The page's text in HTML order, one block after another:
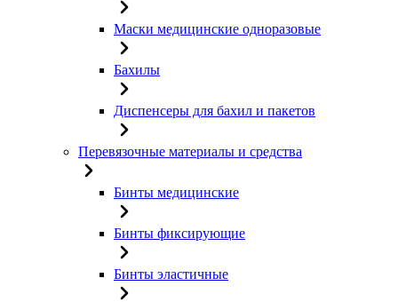
Маски медицинские одноразовые
Бахилы
Диспенсеры для бахил и пакетов
Перевязочные материалы и средства
Бинты медицинские
Бинты фиксирующие
Бинты эластичные